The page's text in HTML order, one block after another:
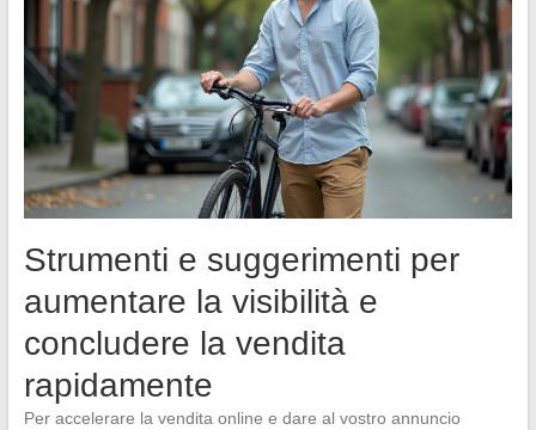
Strumenti e suggerimenti per
aumentare la visibilità e
concludere la vendita
rapidamente
Per accelerare la vendita online e dare al vostro annuncio